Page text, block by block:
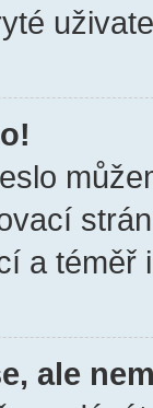
a téměř
ale